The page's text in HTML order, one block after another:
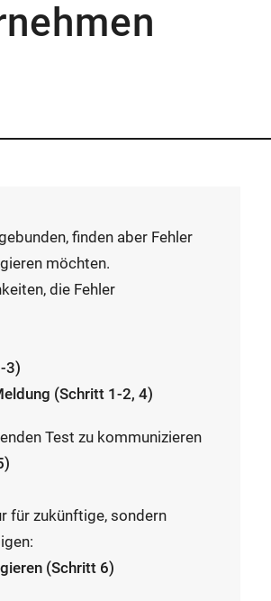
finden aber Fehler
möchten.
die Fehler
3)
(Schritt 1-2, 4)
Test zu kommunizieren
für zukünftige, sondern
(Schritt 6)